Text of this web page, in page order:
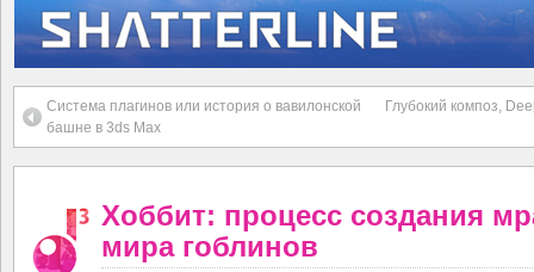
Система плагинов или история о вавилонской
башне в 3ds Max
Глубокий композ,
Хоббит: процесс создания
мира гоблинов